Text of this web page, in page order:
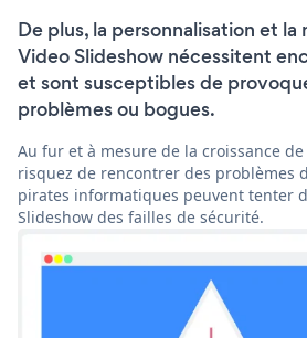
De plus, la personnalisation et la
Video Slideshow nécessitent
et sont susceptibles de
problèmes ou bogues.
Au fur et à mesure de la croissance
risquez de rencontrer des problèmes
pirates informatiques peuvent tenter
Slideshow des failles de sécurité.